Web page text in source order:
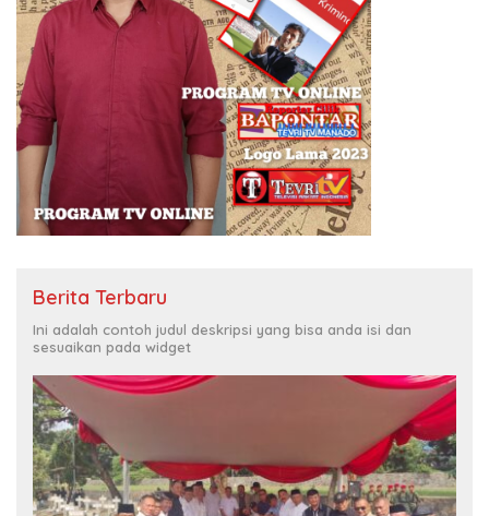
Berita Terbaru
Ini adalah contoh judul deskripsi yang bisa anda isi dan
sesuaikan pada widget